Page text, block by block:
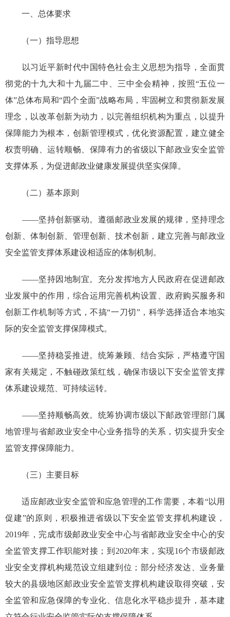
一、总体要求
（一）指导思想
以习近平新时代中国特色社会主义思想为指导，全面贯
彻党的十九大和十九届二中、三中全会精神，按照“五位一
体”总体布局和“四个全面”战略布局，牢固树立和贯彻新发展
理念，以改革创新为动力，以完善组织机构为重点，以提升
保障能力为根本，创新管理模式，优化资源配置，建立健全
权责明确、运转顺畅、保障有力的省级以下邮政业安全监管
支撑体系，为促进邮政业健康发展提供坚实保障。
（二）基本原则
——坚持创新驱动。遵循邮政业发展的规律，坚持理念
创新、体制创新、管理创新、技术创新，建立完善与邮政业
安全监管支撑体系建设相适应的体制机制。
——坚持因地制宜。充分发挥地方人民政府在促进邮政
业发展中的作用，综合运用完善机构设置、政府购买服务和
创新工作机制等方式，不搞“一刀切”，科学选择适合本地实
际的安全监管支撑保障模式。
——坚持稳妥推进。统筹兼顾、结合实际，严格遵守国
家有关规定，不触碰政策红线，确保市级以下安全监管支撑
体系建设规范、可持续运转。
——坚持顺畅高效。统筹协调市级以下邮政管理部门属
地管理与省邮政业安全中心业务指导的关系，切实提升安全
监管支撑保障能力。
（三）主要目标
适应邮政业安全监管和应急管理的工作需要，本着“以用
促建”的原则，积极推进省级以下安全监管支撑机构建设，
2019年，完成市级邮政业安全中心与省邮政业安全中心的安
全监管支撑工作职能对接；到2020年末，实现16个市级邮政
业安全支撑机构规范设立组建到位；部分经济发达、业务量
较大的县级地区邮政业安全监管支撑机构建设取得突破，安
全监管和应急保障的专业化、信息化水平稳步提升，基本建